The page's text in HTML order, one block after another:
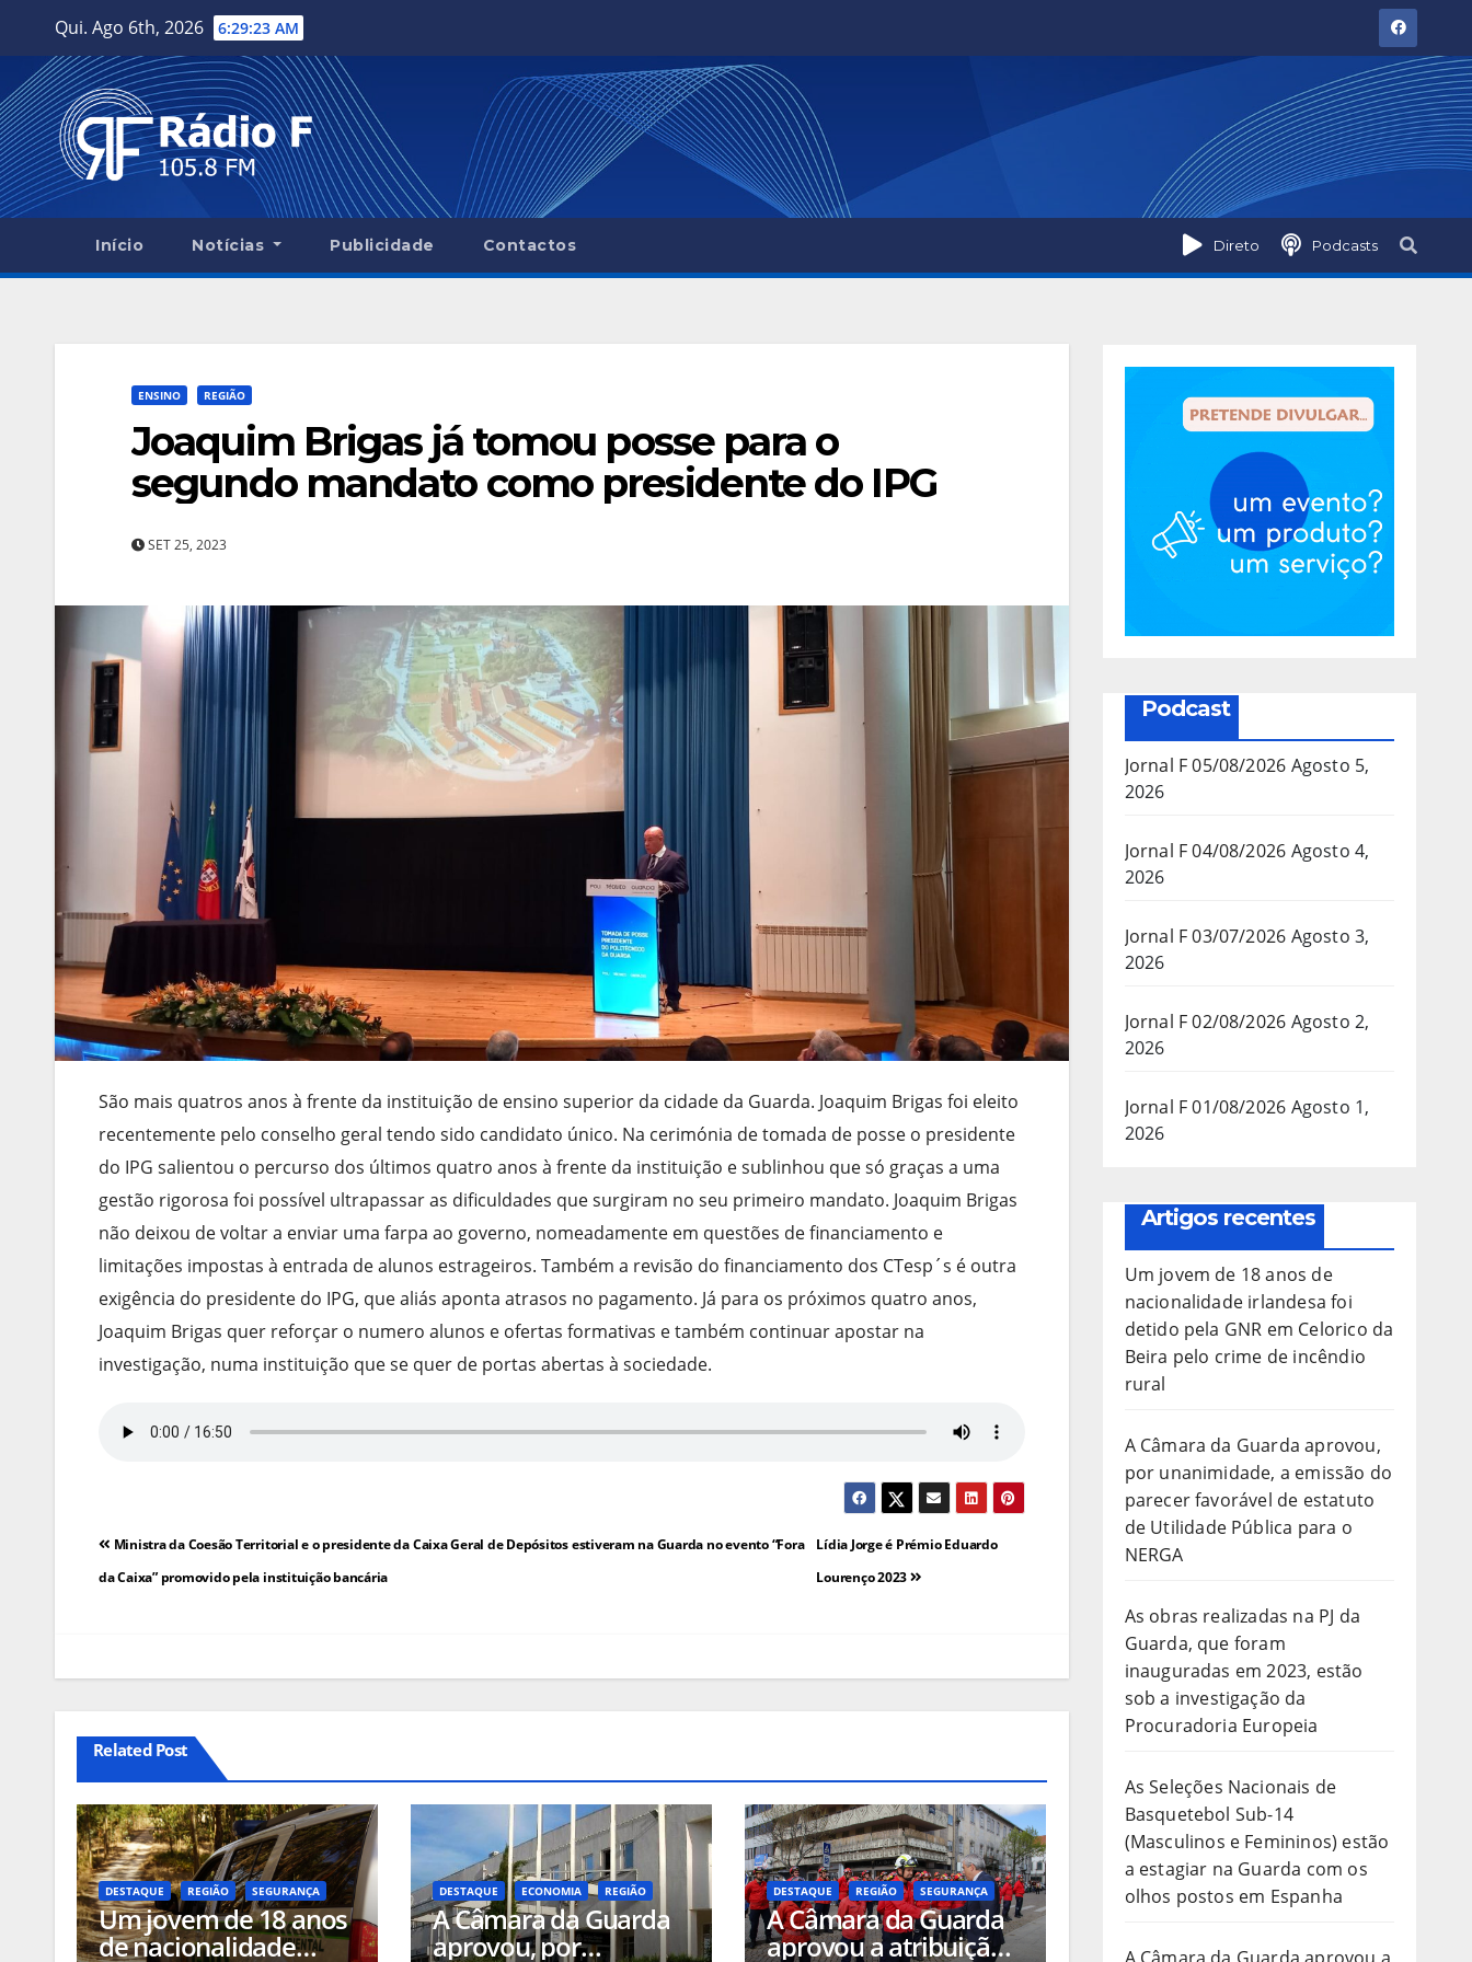
content
Qui. Ago 6th, 2026 6:29:24 AM
Direto Podcasts
Início Notícias Publicidade Contactos
ENSINO REGIÃO
Joaquim Brigas já tomou posse para o
segundo mandato como presidente do IPG
SET 25, 2023
São mais quatros anos à frente da instituição de ensino superior da cidade da Guarda. Joaquim Brigas foi eleito
recentemente pelo conselho geral tendo sido candidato único. Na cerimónia de tomada de posse o presidente
do IPG salientou o percurso dos últimos quatro anos à frente da instituição e sublinhou que só graças a uma
gestão rigorosa foi possível ultrapassar as dificuldades que surgiram no seu primeiro mandato. Joaquim Brigas
não deixou de voltar a enviar uma farpa ao governo, nomeadamente em questões de financiamento e
limitações impostas à entrada de alunos estrageiros. Também a revisão do financiamento dos CTesp´s é outra
exigência do presidente do IPG, que aliás aponta atrasos no pagamento. Já para os próximos quatro anos,
Joaquim Brigas quer reforçar o numero alunos e ofertas formativas e também continuar apostar na
investigação, numa instituição que se quer de portas abertas à sociedade.
Navegação
de
Lídia Jorge é Prémio Eduardo
Lourenço 2023
Ministra da Coesão Territorial e o presidente da Caixa Geral de Depósitos estiveram na Guarda no evento “Fora
da Caixa” promovido pela instituição bancária
Related Post
DESTAQUE REGIÃO SEGURANÇA
Um jovem de 18 anos
de nacionalidade
DESTAQUE ECONOMIA REGIÃO
A Câmara da Guarda
aprovou, por
DESTAQUE REGIÃO SEGURANÇA
A Câmara da Guarda
aprovou a atribuição
Podcast
Jornal F 05/08/2026 Agosto 5,
2026
Jornal F 04/08/2026 Agosto 4,
2026
Jornal F 03/07/2026 Agosto 3,
2026
Jornal F 02/08/2026 Agosto 2,
2026
Jornal F 01/08/2026 Agosto 1,
2026
Artigos recentes
Um jovem de 18 anos de
nacionalidade irlandesa foi
detido pela GNR em Celorico da
Beira pelo crime de incêndio
rural
A Câmara da Guarda aprovou,
por unanimidade, a emissão do
parecer favorável de estatuto
de Utilidade Pública para o
NERGA
As obras realizadas na PJ da
Guarda, que foram
inauguradas em 2023, estão
sob a investigação da
Procuradoria Europeia
As Seleções Nacionais de
Basquetebol Sub-14
(Masculinos e Femininos) estão
a estagiar na Guarda com os
olhos postos em Espanha